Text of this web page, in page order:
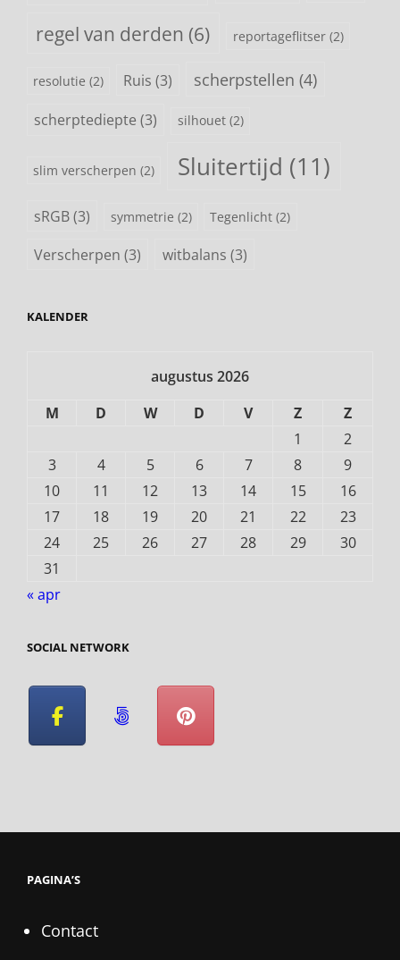
regel van derden (6) reportageflitser(2)
resolutie (2) Ruis (3) scherpstellen (4)
scherptediepte (3) silhouet(2)
slim verscherpen (2) Sluitertijd (11)
sRGB(3) symmetrie (2) Tegenlicht (2)
Verscherpen (3) witbalans (3)
KALENDER
augustus 2026
M
D W D V Z
Z
1
2
3
4 5 6 7 8
9
10
11 12 13 14 15
16
17
18 19 20 21 22
23
24
25 26 27 28 29
30
31
« apr
SOCIAL NETWORK
PAGINA’S
Contact